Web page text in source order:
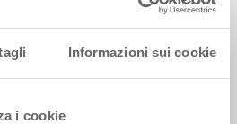
Informazioni sui cookie
i cookie
principale